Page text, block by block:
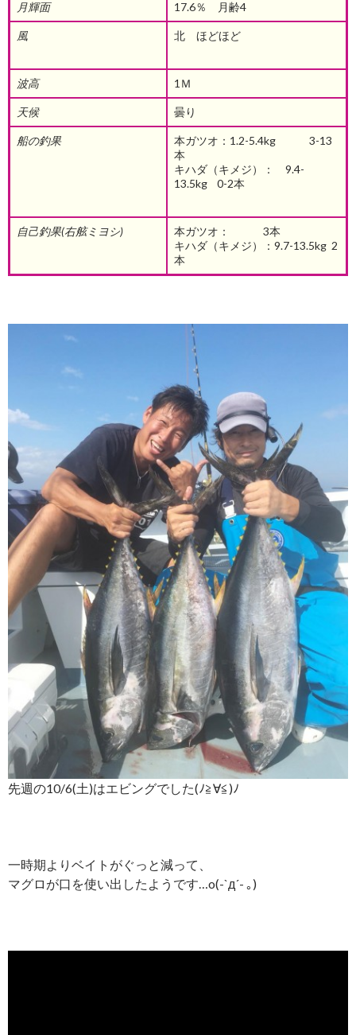
月輝面 17.6％ 月齢4
風 北 ほどほど
波高 1Ｍ
天候 曇り
船の釣果
本ガツオ：1.2-5.4kg 3-13
本
キハダ（キメジ）： 9.4-
13.5kg 0-2本
自己釣果(右舷ミヨシ)
本ガツオ： 3本
キハダ（キメジ）：9.7-13.5kg 2
本
先週の10/6(土)はエビングでした(ﾉ≧∀≦)ﾉ
一時期よりベイトがぐっと減って、
マグロが口を使い出したようです…o(-`д´- ｡)